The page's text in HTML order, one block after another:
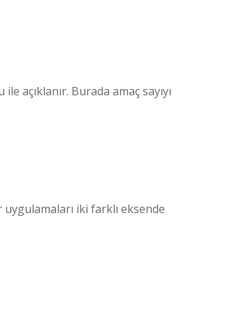
açıklanır. Burada amaç sayıyı
iki farklı eksende